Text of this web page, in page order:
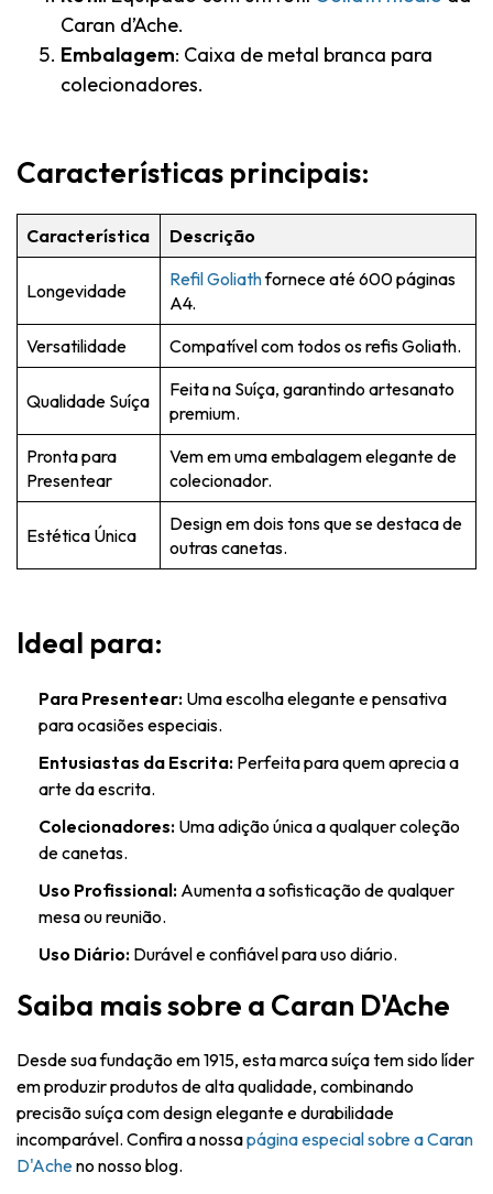
Caran d’Ache.
Embalagem: Caixa de metal branca para
colecionadores.
Características principais:
Característica Descrição
Longevidade
Refil Goliathfornece até 600 páginas
A4.
Versatilidade
Compatível com todos os refis Goliath.
Qualidade Suíça
Feita na Suíça, garantindo artesanato
premium.
Pronta para
Presentear
Vem em uma embalagem elegante de
colecionador.
Estética Única
Design em dois tons que se destaca de
outras canetas.
Ideal para:
Para Presentear: Uma escolha elegante e pensativa
para ocasiões especiais.
Entusiastas da Escrita: Perfeita para quem aprecia a
arte da escrita.
Colecionadores: Uma adição única a qualquer coleção
de canetas.
Uso Profissional: Aumenta a sofisticação de qualquer
mesa ou reunião.
Uso Diário: Durável e confiável para uso diário.
Saiba mais sobre a Caran D'Ache
Desde sua fundação em 1915, esta marca suíça tem sido líder
em produzir produtos de alta qualidade, combinando
precisão suíça com design elegante e durabilidade
incomparável. Confira a nossapágina especial sobre a Caran
D'Acheno nosso blog.